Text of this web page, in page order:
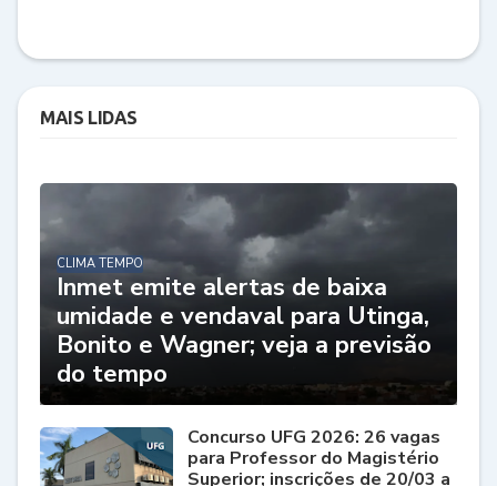
MAIS LIDAS
CLIMA TEMPO
Inmet emite alertas de baixa
umidade e vendaval para Utinga,
Bonito e Wagner; veja a previsão
do tempo
Concurso UFG 2026: 26 vagas
para Professor do Magistério
Superior; inscrições de 20/03 a